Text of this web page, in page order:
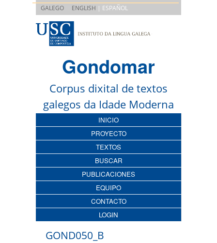
GALEGO ENGLISH | ESPAÑOL
Gondomar
Corpus dixital de textos
galegos da Idade Moderna
INICIO
PROYECTO
TEXTOS
BUSCAR
PUBLICACIONES
EQUIPO
CONTACTO
LOGIN
GOND050_B